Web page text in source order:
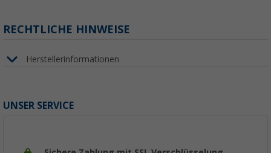
RECHTLICHE HINWEISE
Herstellerinformationen
UNSER SERVICE